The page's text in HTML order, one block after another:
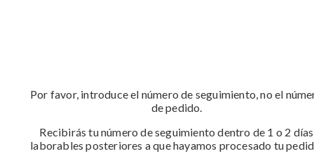
Por favor, introduce el número de seguimiento, no el
de pedido.
Recibirás tu número de seguimiento dentro de 1 o 2 días
laborables posteriores a que hayamos procesado tu